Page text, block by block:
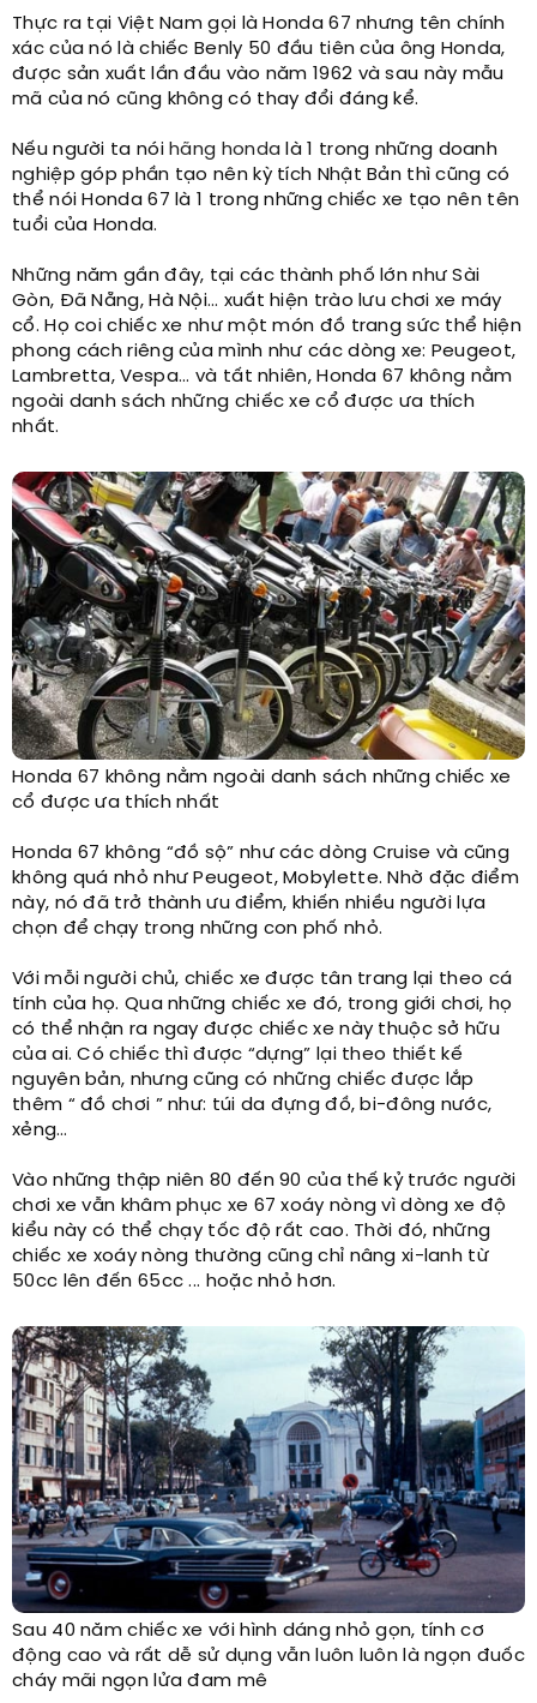
Thực ra tại Việt Nam gọi là Honda 67 nhưng tên chính
xác của nó là chiếc Benly 50 đầu tiên của ông Honda,
được sản xuất lần đầu vào năm 1962 và sau này mẫu
mã của nó cũng không có thay đổi đáng kể.
Nếu người ta nói hãng honda là 1 trong những doanh
nghiệp góp phần tạo nên kỳ tích Nhật Bản thì cũng có
thể nói Honda 67 là 1 trong những chiếc xe tạo nên tên
tuổi của Honda.
Những năm gần đây, tại các thành phố lớn như Sài
Gòn, Đã Nẵng, Hà Nội… xuất hiện trào lưu chơi xe máy
cổ. Họ coi chiếc xe như một món đồ trang sức thể hiện
phong cách riêng của mình như các dòng xe: Peugeot,
Lambretta, Vespa... và tất nhiên, Honda 67 không nằm
ngoài danh sách những chiếc xe cổ được ưa thích
nhất.
Honda 67 không nằm ngoài danh sách những chiếc xe
cổ được ưa thích nhất​
Honda 67 không “đồ sộ” như các dòng Cruise và cũng
không quá nhỏ như Peugeot, Mobylette. Nhờ đặc điểm
này, nó đã trở thành ưu điểm, khiến nhiều người lựa
chọn để chạy trong những con phố nhỏ.
Với mỗi người chủ, chiếc xe được tân trang lại theo cá
tính của họ. Qua những chiếc xe đó, trong giới chơi, họ
có thể nhận ra ngay được chiếc xe này thuộc sở hữu
của ai. Có chiếc thì được “dựng” lại theo thiết kế
nguyên bản, nhưng cũng có những chiếc được lắp
thêm “ đồ chơi ” như: túi da đựng đồ, bi-đông nước,
xẻng…
Vào những thập niên 80 đến 90 của thế kỷ trước người
chơi xe vẫn khâm phục xe 67 xoáy nòng vì dòng xe độ
kiểu này có thể chạy tốc độ rất cao. Thời đó, những
chiếc xe xoáy nòng thường cũng chỉ nâng xi-lanh từ
50cc lên đến 65cc ... hoặc nhỏ hơn.
Sau 40 năm chiếc xe với hình dáng nhỏ gọn, tính cơ
động cao và rất dễ sử dụng vẫn luôn luôn là ngọn đuốc
cháy mãi ngọn lửa đam mê​